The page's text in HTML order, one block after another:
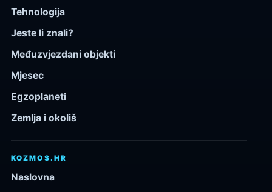
Tehnologija
Jeste li znali?
Međuzvjezdani objekti
Mjesec
Egzoplaneti
Zemlja i okoliš
KOZMOS.HR
Naslovna